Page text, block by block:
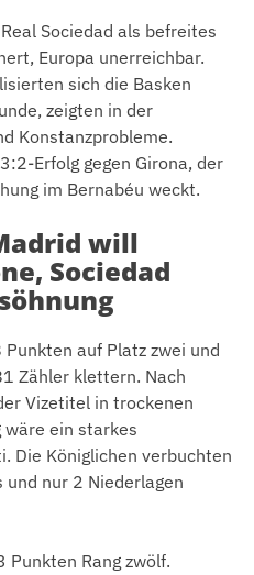
Sociedad als befreites
Europa unerreichbar.
sich die Basken
zeigten in der
Konstanzprobleme.
Erfolg gegen Girona, der
im Bernabéu weckt.
will
Sociedad
auf Platz zwei und
Zähler klettern. Nach
Vizetitel in trockenen
wäre ein starkes
Die Königlichen verbuchten
und nur 2 Niederlagen
Punkten Rang zwölf.